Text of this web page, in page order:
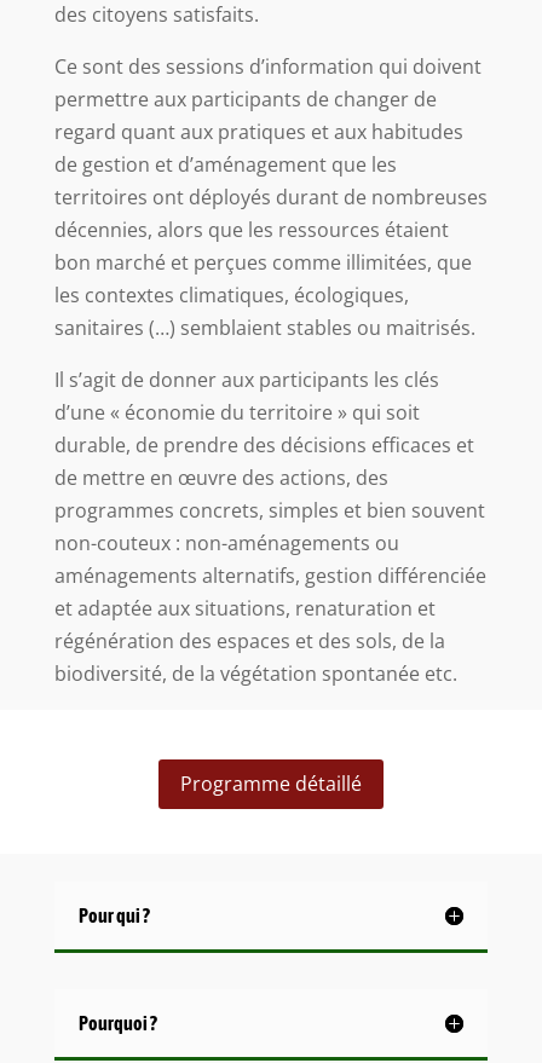
des citoyens satisfaits.
Ce sont des sessions d’information qui doivent
permettre aux participants de changer de
regard quant aux pratiques et aux habitudes
de gestion et d’aménagement que les
territoires ont déployés durant de nombreuses
décennies, alors que les ressources étaient
bon marché et perçues comme illimitées, que
les contextes climatiques, écologiques,
sanitaires (…) semblaient stables ou maitrisés.
Il s’agit de donner aux participants les clés
d’une « économie du territoire » qui soit
durable, de prendre des décisions efficaces et
de mettre en œuvre des actions, des
programmes concrets, simples et bien souvent
non-couteux : non-aménagements ou
aménagements alternatifs, gestion différenciée
et adaptée aux situations, renaturation et
régénération des espaces et des sols, de la
biodiversité, de la végétation spontanée etc.
Programme détaillé
Pour qui ?
Pourquoi ?